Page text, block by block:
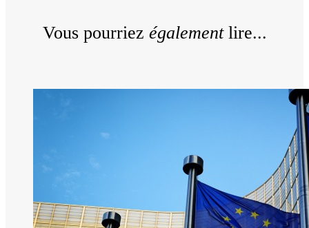
Vous pourriez égalementlire...